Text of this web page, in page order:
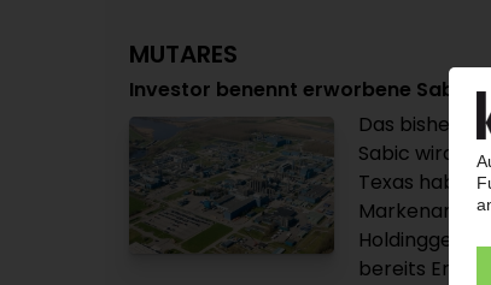
MUTARES
Investor benennt erworbene Sabic-
Das
Sabic wird
Texas
Markenamts
bereits